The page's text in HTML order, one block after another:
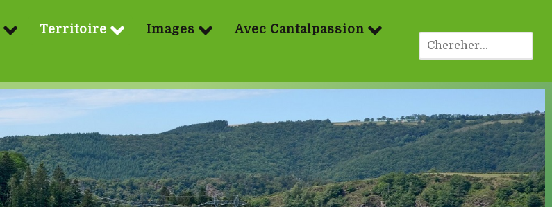
Territoire Images Avec Cantalpassion